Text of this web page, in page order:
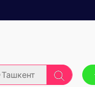
Ташкент